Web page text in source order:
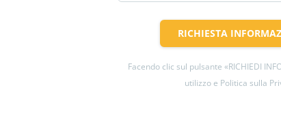
RICHIESTA
Facendo clic sul pulsante «RICHIEDI
utilizzo e Politica sulla